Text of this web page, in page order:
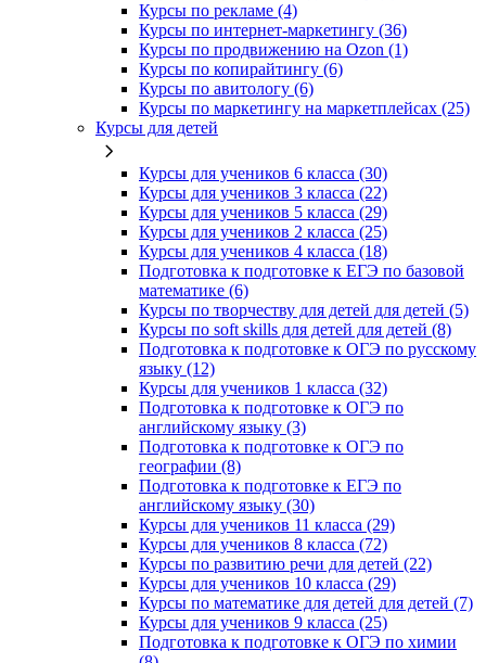
Курсы по рекламе (4)
Курсы по интернет-маркетингу (36)
Курсы по продвижению на Ozon (1)
Курсы по копирайтингу (6)
Курсы по авитологу (6)
Курсы по маркетингу на маркетплейсах (25)
Курсы для детей
Курсы для учеников 6 класса (30)
Курсы для учеников 3 класса (22)
Курсы для учеников 5 класса (29)
Курсы для учеников 2 класса (25)
Курсы для учеников 4 класса (18)
Подготовка к подготовке к ЕГЭ по базовой
математике (6)
Курсы по творчеству для детей для детей (5)
Курсы по soft skills для детей для детей (8)
Подготовка к подготовке к ОГЭ по русскому
языку (12)
Курсы для учеников 1 класса (32)
Подготовка к подготовке к ОГЭ по
английскому языку (3)
Подготовка к подготовке к ОГЭ по
географии (8)
Подготовка к подготовке к ЕГЭ по
английскому языку (30)
Курсы для учеников 11 класса (29)
Курсы для учеников 8 класса (72)
Курсы по развитию речи для детей (22)
Курсы для учеников 10 класса (29)
Курсы по математике для детей для детей (7)
Курсы для учеников 9 класса (25)
Подготовка к подготовке к ОГЭ по химии